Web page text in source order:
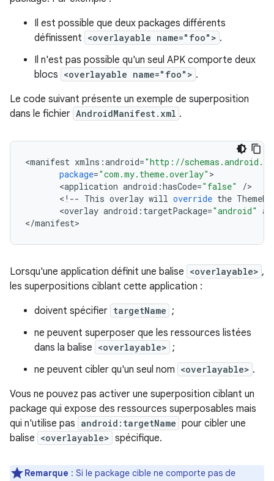
Il est possible que deux packages différents
définissent <overlayable name="foo"> .
Il n'est pas possible qu'un seul APK comporte deux
blocs <overlayable name="foo"> .
Le code suivant présente un exemple de superposition
dans le fichier AndroidManifest.xml .
<manifest xmlns :android="http://
package="com.my.theme.overlay"
<application android :hasCode="false" /
< ! -- This overlay will override the
<overlay android : targetPackage="android"
</manifest
Lorsqu'une application définit une balise <overlayable> ,
les superpositions ciblant cette application :
doivent spécifier targetName ;
ne peuvent superposer que les ressources listées
dans la balise <overlayable> ;
ne peuvent cibler qu'un seul nom <overlayable> .
Vous ne pouvez pas activer une superposition ciblant un
package qui expose des ressources superposables mais
qui n'utilise pas android:targetName pour cibler une
balise <overlayable> spécifique.
Remarque : Si le package cible ne comporte pas de